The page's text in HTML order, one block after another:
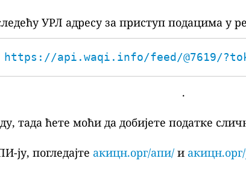
УРЛ адресу за приступ подацима у
https://api.waqi.info/feed/@7619/
.
тада ћете моћи да добијете податке
ју, погледајте акицн.орг/апи/ и